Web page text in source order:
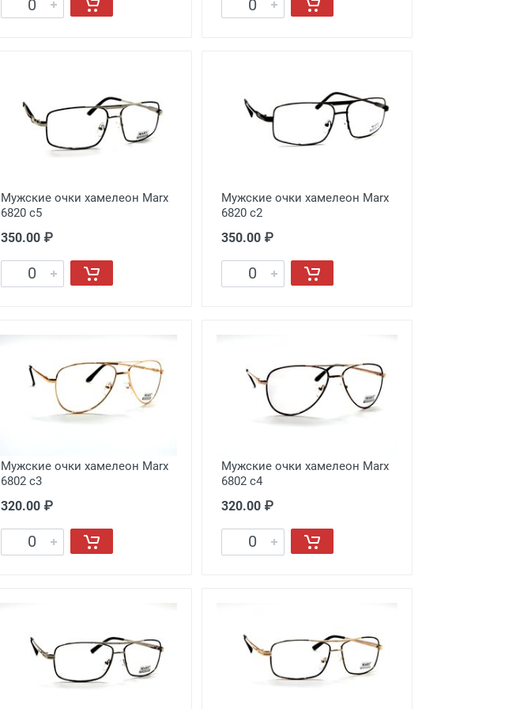
Мужские очки хамелеон Marx
6820 c5
350.00 ₽
Мужские очки хамелеон Marx
6820 c2
350.00 ₽
Мужские очки хамелеон Marx
6802 c3
320.00 ₽
Мужские очки хамелеон Marx
6802 c4
320.00 ₽